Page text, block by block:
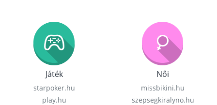
Játék
starpoker.hu
play.hu
Női
missbikini.hu
szepsegkiralyno.hu